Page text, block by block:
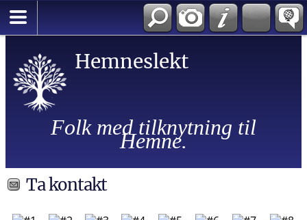
Hemneslekt
Folk med tilknytning til
Hemne.
Ta kontakt